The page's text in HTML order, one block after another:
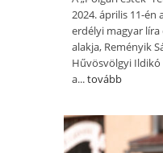
2024. április 11-
erdélyi magyar
alakja, Reményik
Hűvösvölgyi Ildikó
a...tovább